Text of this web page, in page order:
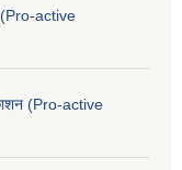
(Pro-active
(Pro-active